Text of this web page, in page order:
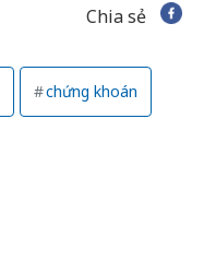
Chia sẻ
chứng khoán